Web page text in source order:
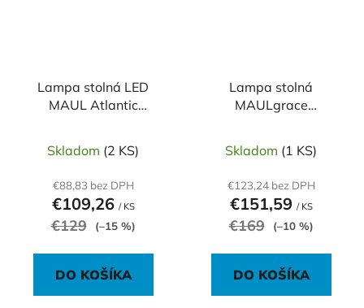
Lampa stolná LED
MAUL Atlantic
Skladom (2 KS)
€88,83 bez DPH
€109,26 / KS
€129 (–15 %)
DO KOŠÍKA
Lampa stolná
MAULgrace
Skladom (1 KS)
€123,24 bez DPH
€151,59 / KS
€169 (–10 %)
DO KOŠÍKA